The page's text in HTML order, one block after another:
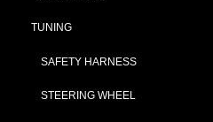
TUNING
SAFETY HARNESS
STEERING WHEEL